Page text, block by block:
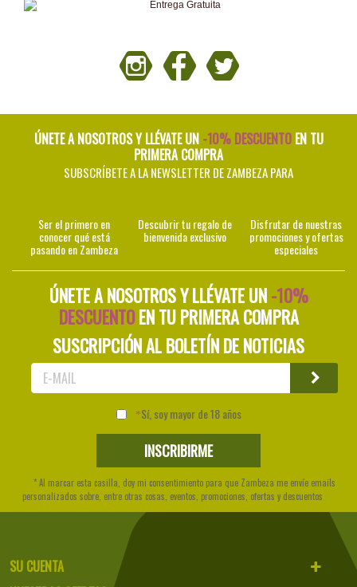
ÚNETE A NOSOTROS Y LLÉVATE UN -10% DESCUENTOEN TU
PRIMERA COMPRA
SUBSCRÍBETE A LA NEWSLETTER DE ZAMBEZA PARA
Ser el primero en
conocer qué está
pasando en Zambeza
Descubrir tu regalo de
bienvenida exclusivo
Disfrutar de nuestras
promociones y ofertas
especiales
ÚNETE A NOSOTROS Y LLÉVATE UN-10%
DESCUENTOEN TU PRIMERA COMPRA
SUSCRIPCIÓN AL BOLETÍN DE NOTICIAS
Sí, soy mayor de 18 años
* Al marcar esta casilla, doy mi consentimiento para que Zambeza me envíe emails
personalizados sobre, entre otras cosas, eventos, promociones, ofertas y descuentos
SU CUENTA